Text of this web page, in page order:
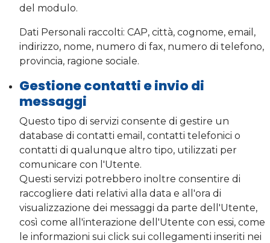
del modulo.
Dati Personali raccolti: CAP, città, cognome, email,
indirizzo, nome, numero di fax, numero di telefono,
provincia, ragione sociale.
Gestione contatti e invio di
messaggi
Questo tipo di servizi consente di gestire un
database di contatti email, contatti telefonici o
contatti di qualunque altro tipo, utilizzati per
comunicare con l'Utente.
Questi servizi potrebbero inoltre consentire di
raccogliere dati relativi alla data e all'ora di
visualizzazione dei messaggi da parte dell'Utente,
così come all'interazione dell'Utente con essi, come
le informazioni sui click sui collegamenti inseriti nei